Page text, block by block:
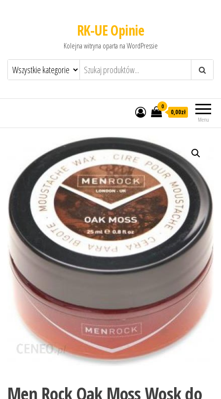
RK-UE Opinie
Kolejna witryna oparta na WordPressie
Menu
0
0,00zł
Men Rock Oak Moss Wosk do